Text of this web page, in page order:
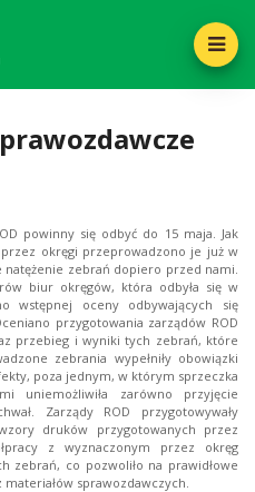
powinny się odbyć do 15 maja. Jak
okręgi przeprowadzono je już w
natężenie zebrań dopiero przed nami.
biur okręgów, która odbyła się w
wstępnej oceny odbywających się
przygotowania zarządów ROD
przebieg i wyniki tych zebrań, które
zebrania wypełniły obowiązki
poza jednym, w którym sprzeczka
uniemożliwiła zarówno przyjęcie
Zarządy ROD przygotowywały
druków przygotowanych przez
z wyznaczonym przez okręg
zebrań, co pozwoliło na prawidłowe
sprawozdawczych.